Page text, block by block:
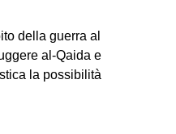
della guerra al
al-Qaida e
la possibilità